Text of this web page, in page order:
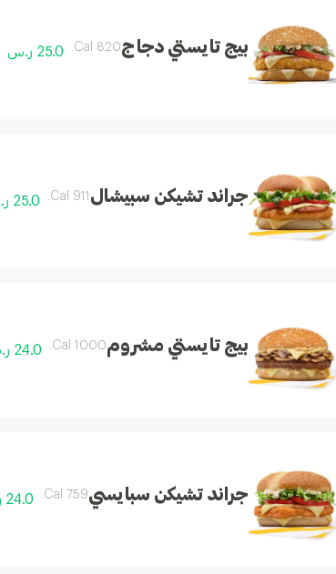
بيج تايستي دجاج820 Cal. 25.0 ر.س
جراند تشيكن سبيشال 911 Cal. 25.0 ر.س
بيج تايستي مشروم1000 Cal. 24.0 ر.س
جراند تشيكن سبايسي759 Cal. 24.0 ر.س